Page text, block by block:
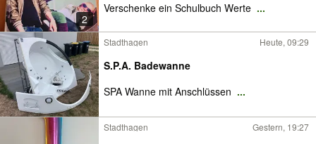
2
Verschenke ein Schulbuch Werte ...
Stadthagen Heute, 09:29
S.P.A. Badewanne
SPA Wanne mit Anschlüssen ...
Stadthagen Gestern, 19:27